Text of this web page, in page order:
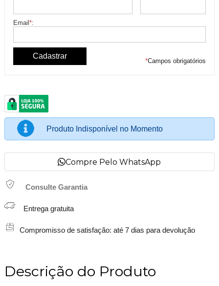
Email*:
*Campos obrigatórios
Produto Indisponível no Momento
Compre Pelo WhatsApp
Consulte Garantia
Entrega gratuita
Compromisso de satisfação: até 7 dias para devolução
Descrição do Produto